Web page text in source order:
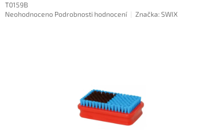
T0159B
Průměrné hodnocení produktu je 0,0 z 5 hvězdiček.
Neohodnoceno Podrobnosti hodnocení Značka:SWIX